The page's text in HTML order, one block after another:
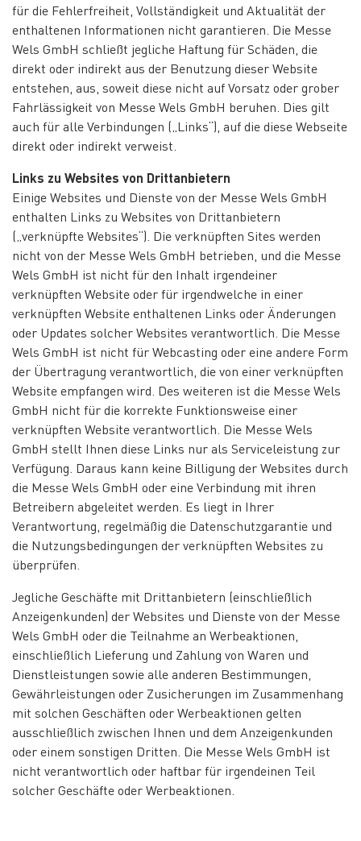
für die Fehlerfreiheit, Vollständigkeit und Aktualität der
enthaltenen Informationen nicht garantieren. Die Messe
Wels GmbH schließt jegliche Haftung für Schäden, die
direkt oder indirekt aus der Benutzung dieser Website
entstehen, aus, soweit diese nicht auf Vorsatz oder grober
Fahrlässigkeit von Messe Wels GmbH beruhen. Dies gilt
auch für alle Verbindungen („Links“), auf die diese Webseite
direkt oder indirekt verweist.
Links zu Websites von Drittanbietern
Einige Websites und Dienste von der Messe Wels GmbH
enthalten Links zu Websites von Drittanbietern
(„verknüpfte Websites“). Die verknüpften Sites werden
nicht von der Messe Wels GmbH betrieben, und die Messe
Wels GmbH ist nicht für den Inhalt irgendeiner
verknüpften Website oder für irgendwelche in einer
verknüpften Website enthaltenen Links oder Änderungen
oder Updates solcher Websites verantwortlich. Die Messe
Wels GmbH ist nicht für Webcasting oder eine andere Form
der Übertragung verantwortlich, die von einer verknüpften
Website empfangen wird. Des weiteren ist die Messe Wels
GmbH nicht für die korrekte Funktionsweise einer
verknüpften Website verantwortlich. Die Messe Wels
GmbH stellt Ihnen diese Links nur als Serviceleistung zur
Verfügung. Daraus kann keine Billigung der Websites durch
die Messe Wels GmbH oder eine Verbindung mit ihren
Betreibern abgeleitet werden. Es liegt in Ihrer
Verantwortung, regelmäßig die Datenschutzgarantie und
die Nutzungsbedingungen der verknüpften Websites zu
überprüfen.
Jegliche Geschäfte mit Drittanbietern (einschließlich
Anzeigenkunden) der Websites und Dienste von der Messe
Wels GmbH oder die Teilnahme an Werbeaktionen,
einschließlich Lieferung und Zahlung von Waren und
Dienstleistungen sowie alle anderen Bestimmungen,
Gewährleistungen oder Zusicherungen im Zusammenhang
mit solchen Geschäften oder Werbeaktionen gelten
ausschließlich zwischen Ihnen und dem Anzeigenkunden
oder einem sonstigen Dritten. Die Messe Wels GmbH ist
nicht verantwortlich oder haftbar für irgendeinen Teil
solcher Geschäfte oder Werbeaktionen.